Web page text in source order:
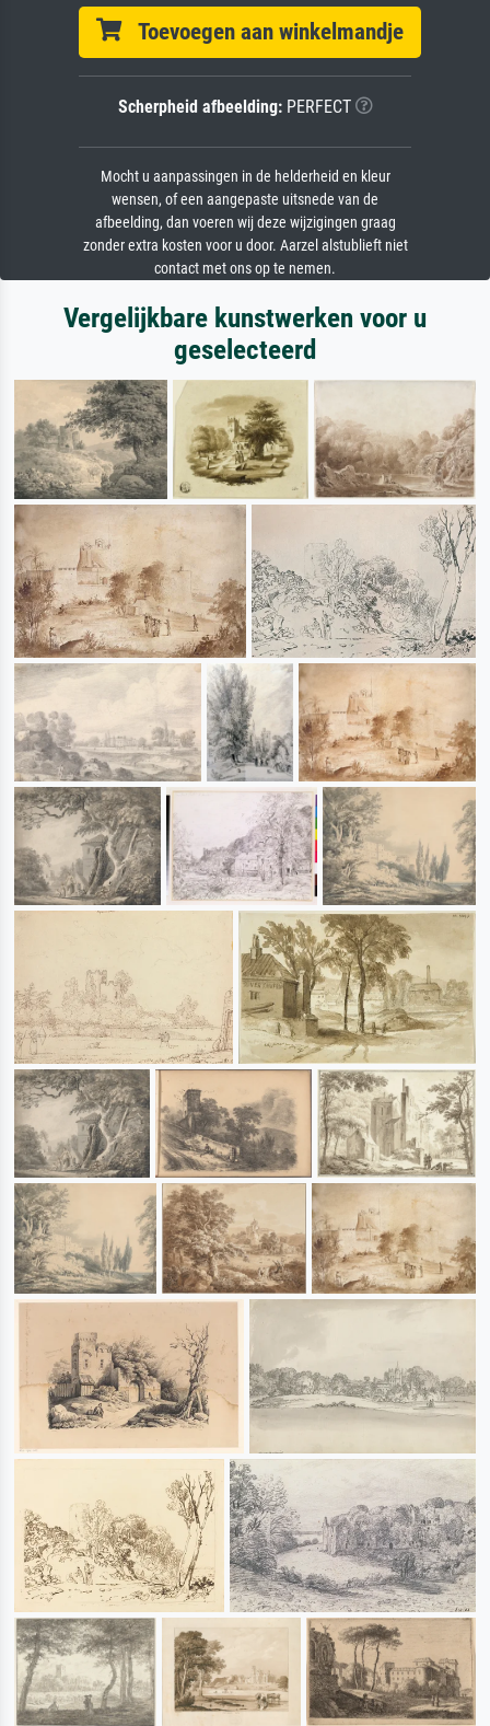
Toevoegen aan winkelmandje
Scherpheid afbeelding:PERFECT
Mocht u aanpassingen in de helderheid en kleur
wensen, of een aangepaste uitsnede van de
afbeelding, dan voeren wij deze wijzigingen graag
zonder extra kosten voor u door. Aarzel alstublieft niet
contact met ons op te nemen.
Vergelijkbare kunstwerken voor u
geselecteerd